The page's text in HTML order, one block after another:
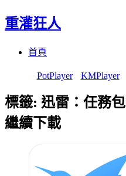
重灌狂人
首頁
PotPlayer KMPlayer
標籤: 迅雷：任務
繼續下載